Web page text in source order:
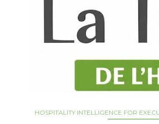
HOSPITALITY INTELLIGENCE FOR